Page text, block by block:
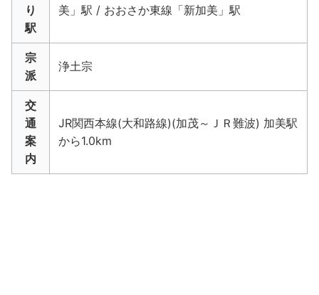
り
駅
美」駅 / おおさか東線「新加美」駅
宗
派
浄土宗
交
通
案
内
JR関西本線(大和路線)(加茂～ＪＲ難波) 加美駅
から1.0km